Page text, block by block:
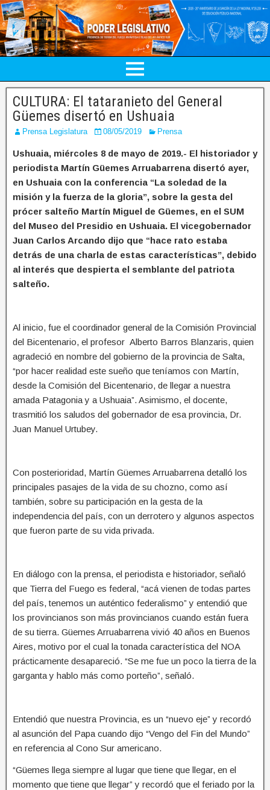
CULTURA: El tataranieto del General
Güemes disertó en Ushuaia
Prensa Legislatura 08/05/2019 Prensa
Ushuaia, miércoles 8 de mayo de 2019.- El historiador y
periodista Martín Güemes Arruabarrena disertó ayer,
en Ushuaia con la conferencia “La soledad de la
misión y la fuerza de la gloria”, sobre la gesta del
prócer salteño Martín Miguel de Güemes, en el SUM
del Museo del Presidio en Ushuaia. El vicegobernador
Juan Carlos Arcando dijo que “hace rato estaba
detrás de una charla de estas características”, debido
al interés que despierta el semblante del patriota
salteño.
Al inicio, fue el coordinador general de la Comisión Provincial
del Bicentenario, el profesor Alberto Barros Blanzaris, quien
agradeció en nombre del gobierno de la provincia de Salta,
“por hacer realidad este sueño que teníamos con Martín,
desde la Comisión del Bicentenario, de llegar a nuestra
amada Patagonia y a Ushuaia”. Asimismo, el docente,
trasmitió los saludos del gobernador de esa provincia, Dr.
Juan Manuel Urtubey.
Con posterioridad, Martín Güemes Arruabarrena detalló los
principales pasajes de la vida de su chozno, como así
también, sobre su participación en la gesta de la
independencia del país, con un derrotero y algunos aspectos
que fueron parte de su vida privada.
En diálogo con la prensa, el periodista e historiador, señaló
que Tierra del Fuego es federal, “acá vienen de todas partes
del país, tenemos un auténtico federalismo” y entendió que
los provincianos son más provincianos cuando están fuera
de su tierra. Güemes Arruabarrena vivió 40 años en Buenos
Aires, motivo por el cual la tonada característica del NOA
prácticamente desapareció. “Se me fue un poco la tierra de la
garganta y hablo más como porteño”, señaló.
Entendió que nuestra Provincia, es un “nuevo eje” y recordó
al asunción del Papa cuando dijo “Vengo del Fin del Mundo”
en referencia al Cono Sur americano.
“Güemes llega siempre al lugar que tiene que llegar, en el
momento que tiene que llegar” y recordó que el feriado por la